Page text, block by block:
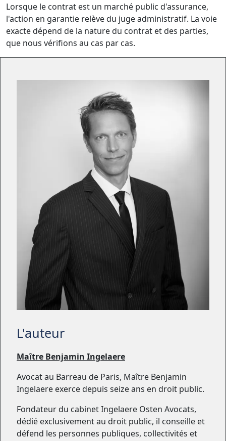
Lorsque le contrat est un marché public d'assurance,
l'action en garantie relève du juge administratif. La voie
exacte dépend de la nature du contrat et des parties,
que nous vérifions au cas par cas.
L'auteur
Maître Benjamin Ingelaere
Avocat au Barreau de Paris, Maître Benjamin
Ingelaere exerce depuis seize ans en droit public.
Fondateur du cabinet Ingelaere Osten Avocats,
dédié exclusivement au droit public, il conseille et
défend les personnes publiques, collectivités et